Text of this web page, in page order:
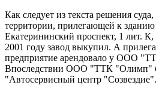
Как следует из текста решения
территории, прилегающей к зданию
Екатерининский проспект, 1 лит.
2001 году завод выкупил. А
предприятие арендовало у ООО
Впоследствии ООО "ТТК "Олимп"
"Автосервисный центр "Созвездие".